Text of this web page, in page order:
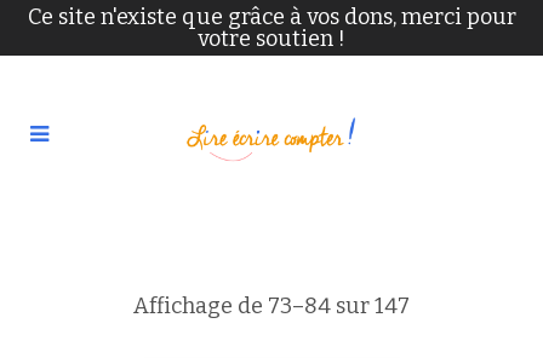
Ce site n'existe que grâce à vos dons, merci pour
votre soutien !
Affichage de 73–84 sur 147